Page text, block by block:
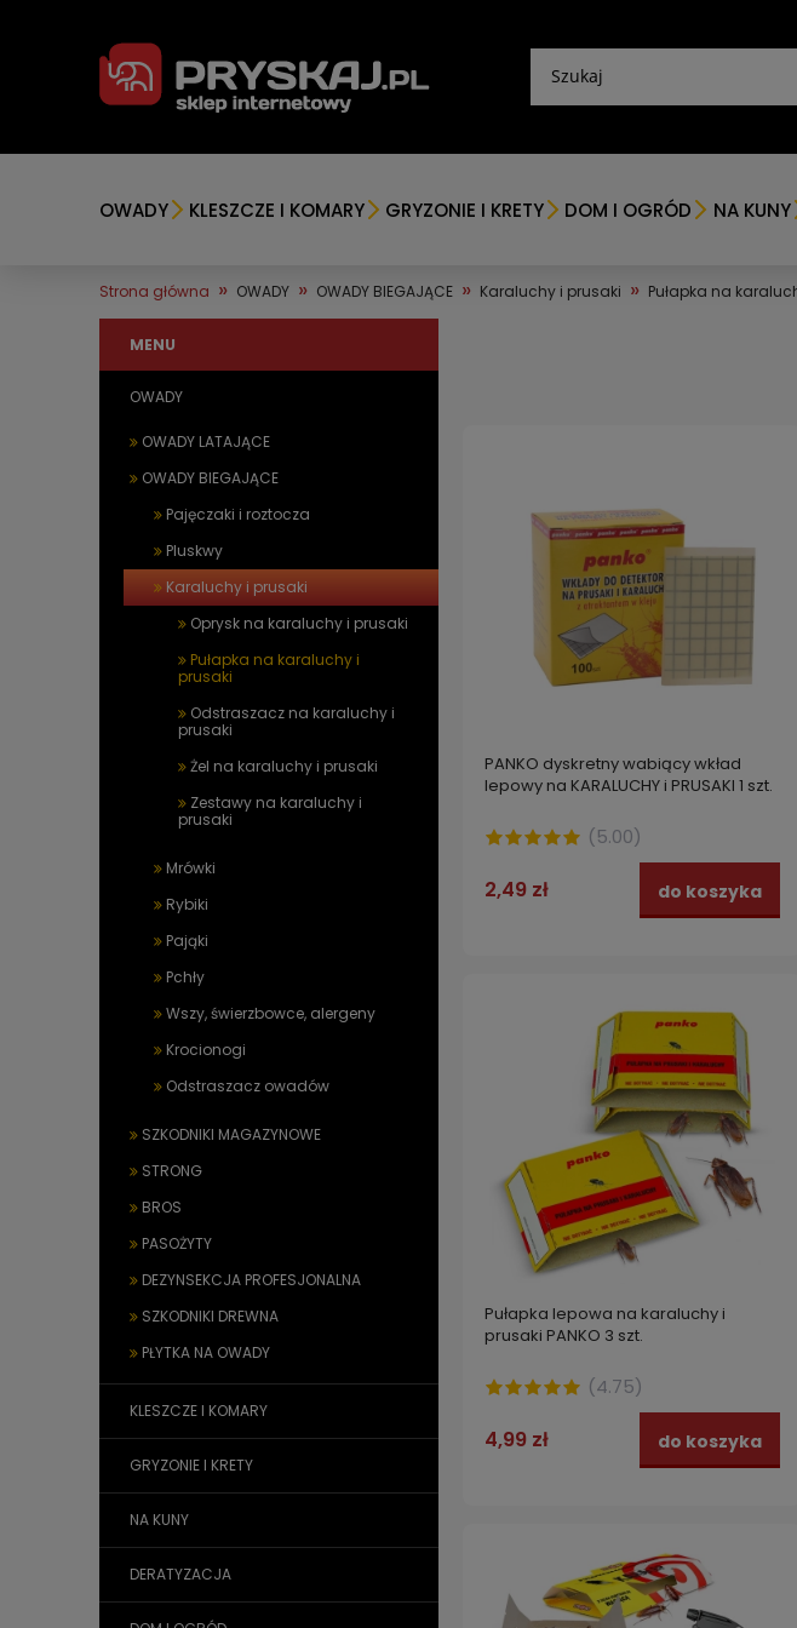
OWADY KLESZCZE I KOMARY GRYZONIE I KRETY DOM I OGRÓD NA KUNY
Strona główna » OWADY » OWADY BIEGAJĄCE » Karaluchy i prusaki » Pułapka na
MENU
OWADY
OWADY LATAJĄCE
OWADY BIEGAJĄCE
Pajęczaki i roztocza
Pluskwy
Karaluchy i prusaki
Oprysk na karaluchy i prusaki
Pułapka na karaluchy i
prusaki
Odstraszacz na karaluchy i
prusaki
Żel na karaluchy i prusaki
Zestawy na karaluchy i
prusaki
Mrówki
Rybiki
Pająki
Pchły
Wszy, świerzbowce, alergeny
Krocionogi
Odstraszacz owadów
SZKODNIKI MAGAZYNOWE
STRONG
BROS
PASOŻYTY
DEZYNSEKCJA PROFESJONALNA
SZKODNIKI DREWNA
PŁYTKA NA OWADY
KLESZCZE I KOMARY
GRYZONIE I KRETY
NA KUNY
DERATYZACJA
PANKO dyskretny wabiący wkład
lepowy na KARALUCHY i PRUSAKI 1 szt.
(5.00)
2,49 zł do koszyka
Pułapka lepowa na karaluchy i
prusaki PANKO 3 szt.
(4.75)
4,99 zł do koszyka